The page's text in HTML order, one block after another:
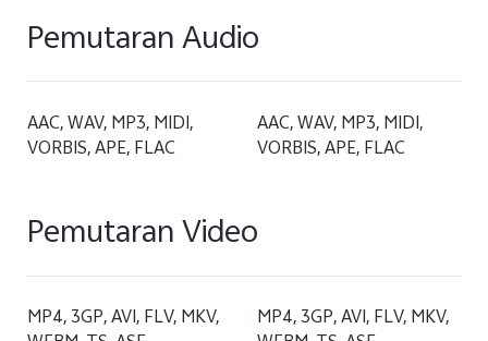
Pemutaran Audio
AAC, WAV, MP3, MIDI,
VORBIS, APE, FLAC
AAC, WAV, MP3, MIDI,
VORBIS, APE, FLAC
Pemutaran Video
MP4, 3GP, AVI, FLV, MKV,
MP4, 3GP, AVI, FLV, MKV,